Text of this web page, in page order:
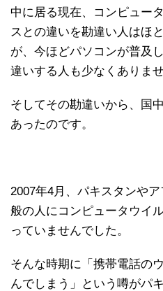
中に居る現在、コンピュー
スとの違いを勘違い人はほ
が、今ほどパソコンが普及
違いする人も少なくありませ
そしてその勘違いから、国
あったのです。
2007年4月、パキスタンや
般の人にコンピュータウイ
っていませんでした。
そんな時期に「携帯電話の
んでしまう」という噂がパ